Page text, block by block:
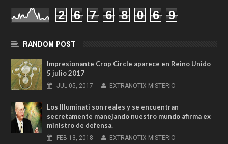
2 6 7 6 8 0 6 9
RANDOM POST
Impresionante Crop Circle aparece en Reino Unido
5 julio 2017
JUL 05, 2017 - EXTRANOTIX MISTERIO
Los Illuminati son reales y se encuentran
secretamente manejando nuestro mundo afirma ex
ministro de defensa.
FEB 13, 2018 - EXTRANOTIX MISTERIO